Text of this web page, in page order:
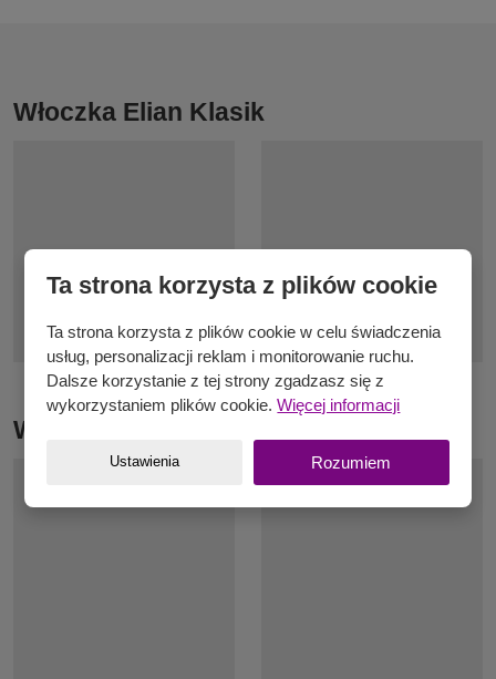
Włoczka Elian Klasik
Włoczka Elian Gerlach
Ta strona korzysta z plików cookie
Ta strona korzysta z plików cookie w celu świadczenia
usług, personalizacji reklam i monitorowanie ruchu.
Dalsze korzystanie z tej strony zgadzasz się z
wykorzystaniem plików cookie.Więcej informacji
Ustawienia Rozumiem